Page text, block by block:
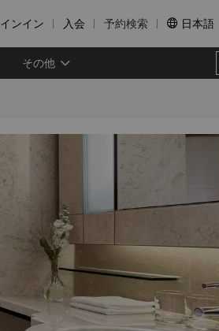
ンイン 入会 予約検索  日本語
その他